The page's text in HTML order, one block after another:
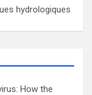
hydrologiques
How the